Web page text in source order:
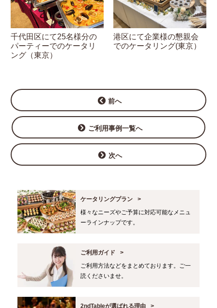
千代田区にて25名様分の
パーティーでのケータリ
ング（東京）
港区にて企業様の懇親会
でのケータリング(東京）
前へ
ご利用事例一覧へ
次へ
ケータリングプラン
様々なニーズやご予算に対応可能なメニュ
ーラインナップです。
ご利用ガイド
ご利用方法などをまとめております。ご一
読くださいませ。
2ndTableが選ばれる理由